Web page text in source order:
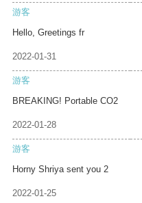
游客
Hello, Greetings fr
2022-01-31
游客
BREAKING! Portable CO2
2022-01-28
游客
Horny Shriya sent you 2
2022-01-25